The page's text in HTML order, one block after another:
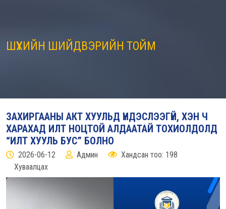
ШҮҮХИЙН ШИЙДВЭРИЙН ТОЙМ
ЗАХИРГААНЫ АКТ ХУУЛЬД ҮНДЭСЛЭЭГҮЙ, ХЭН Ч
ХАРАХАД ИЛТ НОЦТОЙ АЛДААТАЙ ТОХИОЛДОЛД
“ИЛТ ХУУЛЬ БУС” БОЛНО
2026-06-12 Админ
Хандсан тоо: 198
Хуваалцах